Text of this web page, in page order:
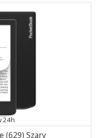
24h
(629) Szary